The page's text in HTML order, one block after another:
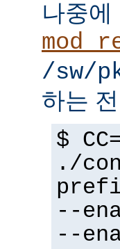
나중
/sw/
하는
$
./
--
--